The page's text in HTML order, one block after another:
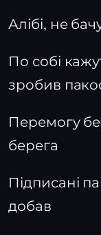
Алібі, не
По собі
зробив
Перемогу
берега
Підписані
добав